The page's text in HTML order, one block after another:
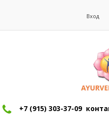
Вход
+7 (915) 303-37-09